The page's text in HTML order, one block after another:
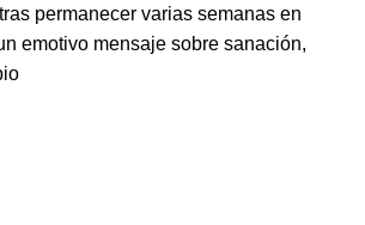
permanecer varias semanas en
emotivo mensaje sobre sanación,